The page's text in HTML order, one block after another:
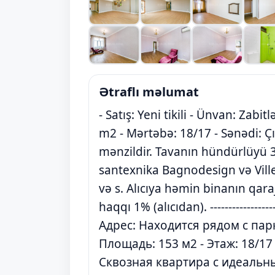
Ətraflı məlumat
- Satış: Yeni tikili - Ünvan:
m2 - Mərtəbə: 18/17 - Sənədi:
mənzildir. Tavanın hündürlüyü
santexnika Bagnodesign və
və s. Alıcıya həmin binanın
haqqı 1% (alıcıdan).
Адрес: Находится рядом с
Площадь: 153 м2 - Этаж: 18/
Сквозная квартира с